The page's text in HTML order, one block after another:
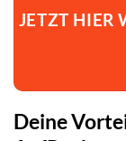
JETZT HIER
Deine